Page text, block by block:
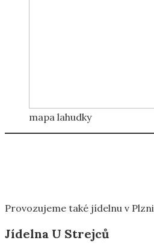
mapa lahudky
Provozujeme také jídelnu v Plzni
Jídelna U Strejců